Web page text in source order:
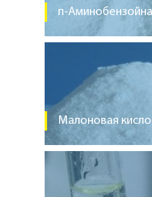
п-
Малоновая